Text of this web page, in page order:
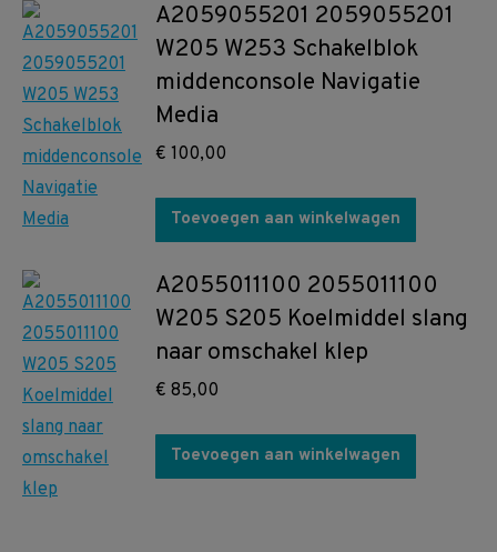
A2059055201 2059055201
W205 W253 Schakelblok
middenconsole Navigatie
Media
€ 100,00
Toevoegen aan winkelwagen
A2055011100 2055011100
W205 S205 Koelmiddel slang
naar omschakel klep
€ 85,00
Toevoegen aan winkelwagen